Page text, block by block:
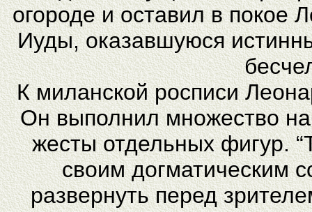
огороде и оставил в покое
Иуды, оказавшуюся
К миланской росписи
Он выполнил множество
жесты отдельных фигур.
своим догматическим
развернуть перед